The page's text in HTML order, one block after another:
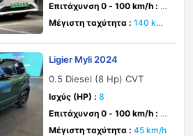
Επιτάχυνση 0 - 100 km/h : δε
υτ.
Μέγιστη ταχύτητα : 140 km/
Ligier Myli 2024
0.5 Diesel (8 Hp) CVT
Ισχύς (HP) : 8
Επιτάχυνση 0 - 100 km/h : δε
υτ.
Μέγιστη ταχύτητα : 45 km/h